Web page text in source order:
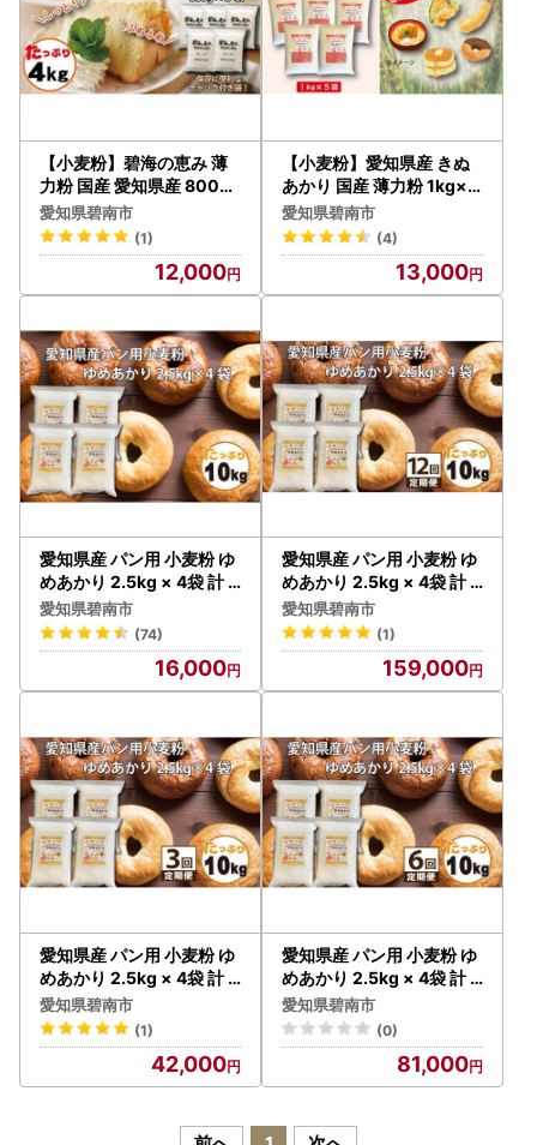
【小麦粉】碧海の恵み 薄
力粉 国産 愛知県産 800g
×5袋(計4kg) H008-25
1
愛知県碧南市
(1)
12,000
【小麦粉】愛知県産 きぬ
あかり 国産 薄力粉 1kg×5
袋(計5kg) H008-252
愛知県碧南市
(4)
13,000
愛知県産 パン用 小麦粉 ゆ
めあかり 2.5kg × 4袋 計 1
0kg 国産 強力粉 ブランド
小麦 強力系小麦粉 ふわふ
わ もっちり 甘味 チャック
付き パン ホームベーカリ
ー ベーグル 食パン お取り
料 H008-250
愛知県碧南市
(74)
16,000
愛知県産 パン用 小麦粉 ゆ
めあかり 2.5kg × 4袋 計 1
0kg 12回 国産 強力粉 ブラ
ンド 小麦 強力系小麦粉 ふ
わふわ もっちり 甘味 チャ
ック付き パン ホームベー
カリー ベーグル 食パン お
料無料 H008-266
愛知県碧南市
(1)
159,000
愛知県産 パン用 小麦粉 ゆ
めあかり 2.5kg × 4袋 計 1
0kg 3回 国産 強力粉 ブラ
ンド 小麦 強力系小麦粉 ふ
わふわ もっちり 甘味 チャ
ック付き パン ホームベー
カリー ベーグル 食パン お
愛知県碧南市
(1)
42,000
愛知県産 パン用 小麦粉 ゆ
めあかり 2.5kg × 4袋 計 1
0kg 6回 国産 強力粉 ブラ
ンド 小麦 強力系小麦粉 ふ
わふわ もっちり 甘味 チャ
ック付き パン ホームベー
カリー ベーグル 食パン お
料無料 H008-267
愛知県碧南市
(0)
81,000